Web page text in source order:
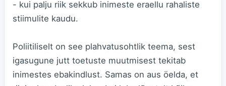
- kui palju riik sekkub inimeste eraellu rahaliste
stiimulite kaudu.
Poliitiliselt on see plahvatusohtlik teema, sest
igasugune jutt toetuste muutmisest tekitab
inimestes ebakindlust. Samas on aus öelda, et